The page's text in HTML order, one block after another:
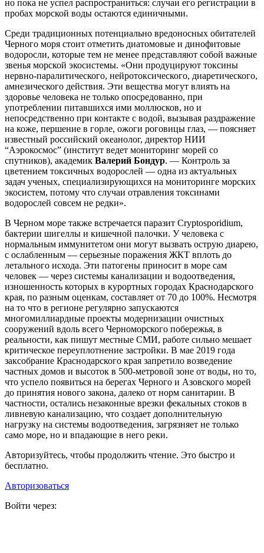
но пока не успел распространиться: случаи его регистрации в
пробах морской воды остаются единичными.
Среди традиционных потенциально вредоносных обитателей
Черного моря стоит отметить диатомовые и динофитовые
водоросли, которые тем не менее представляют собой важные
звенья морской экосистемы. «Они продуцируют токсины
нервно-паралитического, нейротоксического, диаретического,
амнезического действия. Эти вещества могут влиять на
здоровье человека не только опосредованно, при
употреблении питавшихся ими моллюсков, но и
непосредственно при контакте с водой, вызывая раздражение
на коже, першение в горле, ожоги роговицы глаз, — поясняет
известный российский океанолог, директор НИИ
“Аэрокосмос” (институт ведет мониторинг морей со
спутников), академик Валерий Бондур. — Контроль за
цветением токсичных водорослей — одна из актуальных
задач ученых, специализирующихся на мониторинге морских
экосистем, потому что случаи отравления токсинами
водорослей совсем не редки».
В Черном море также встречается паразит Cryptosporidium,
бактерии шигеллы и кишечной палочки. У человека с
нормальным иммунитетом они могут вызвать острую диарею,
с ослабленным — серьезные поражения ЖКТ вплоть до
летального исхода. Эти патогены приносит в море сам
человек — через системы канализации и водоотведения,
изношенность которых в курортных городах Краснодарского
края, по разным оценкам, составляет от 70 до 100%. Несмотря
на то что в регионе регулярно запускаются
многомиллиардные проекты модернизации очистных
сооружений вдоль всего Черноморского побережья, в
реальности, как пишут местные СМИ, работе сильно мешает
критическое переуплотнение застройки. В мае 2019 года
заксобрание Краснодарского края запретило возведение
частных домов и высоток в 500-метровой зоне от воды, но то,
что успело появиться на берегах Черного и Азовского морей
до принятия нового закона, далеко от норм санитарии. В
частности, остались незаконные врезки фекальных стоков в
ливневую канализацию, что создает дополнительную
нагрузку на системы водоотведения, загрязняет не только
само море, но и впадающие в него реки.
Авторизуйтесь, чтобы продолжить чтение. Это быстро и
бесплатно.
Авторизоваться
Войти через: